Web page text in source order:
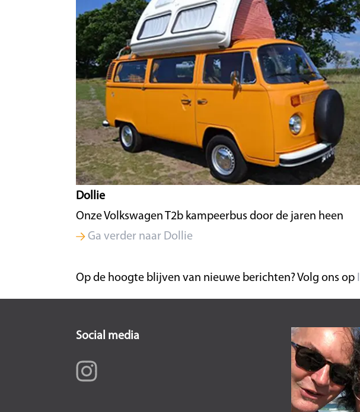
Dollie
Onze Volkswagen T2b kampeerbus door de jaren heen
Ga verder naar Dollie
Op de hoogte blijven van nieuwe berichten? Volg ons op
Social media